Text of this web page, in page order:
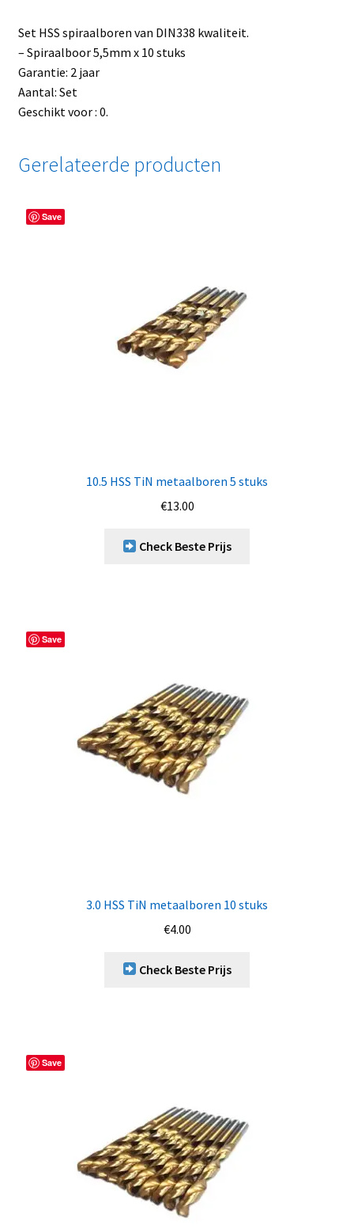
Set HSS spiraalboren van DIN338 kwaliteit.
– Spiraalboor 5,5mm x 10 stuks
Garantie: 2 jaar
Aantal: Set
Geschikt voor : 0.
Gerelateerde producten
Save
10.5 HSS TiN metaalboren 5 stuks
€13.00
Check Beste Prijs
Save
3.0 HSS TiN metaalboren 10 stuks
€4.00
Check Beste Prijs
Save